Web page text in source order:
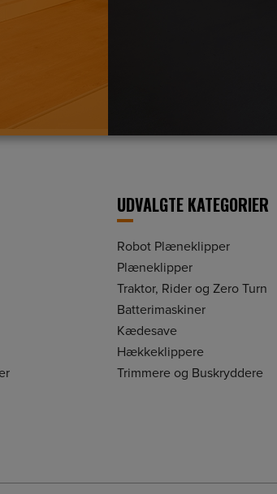
UDVALGTE KATEGORIER
Robot Plæneklipper
Plæneklipper
Traktor, Rider og Zero Turn
Batterimaskiner
Kædesave
Hækkeklippere
Trimmere og Buskryddere